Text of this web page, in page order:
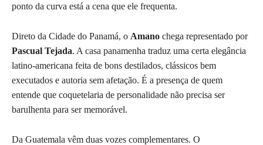
ponto da curva está a cena que ele frequenta.
Direto da Cidade do Panamá, o Amano chega representado por
Pascual Tejada. A casa panamenha traduz uma certa elegância
latino-americana feita de bons destilados, clássicos bem
executados e autoria sem afetação. É a presença de quem
entende que coquetelaria de personalidade não precisa ser
barulhenta para ser memorável.
Da Guatemala vêm duas vozes complementares. O